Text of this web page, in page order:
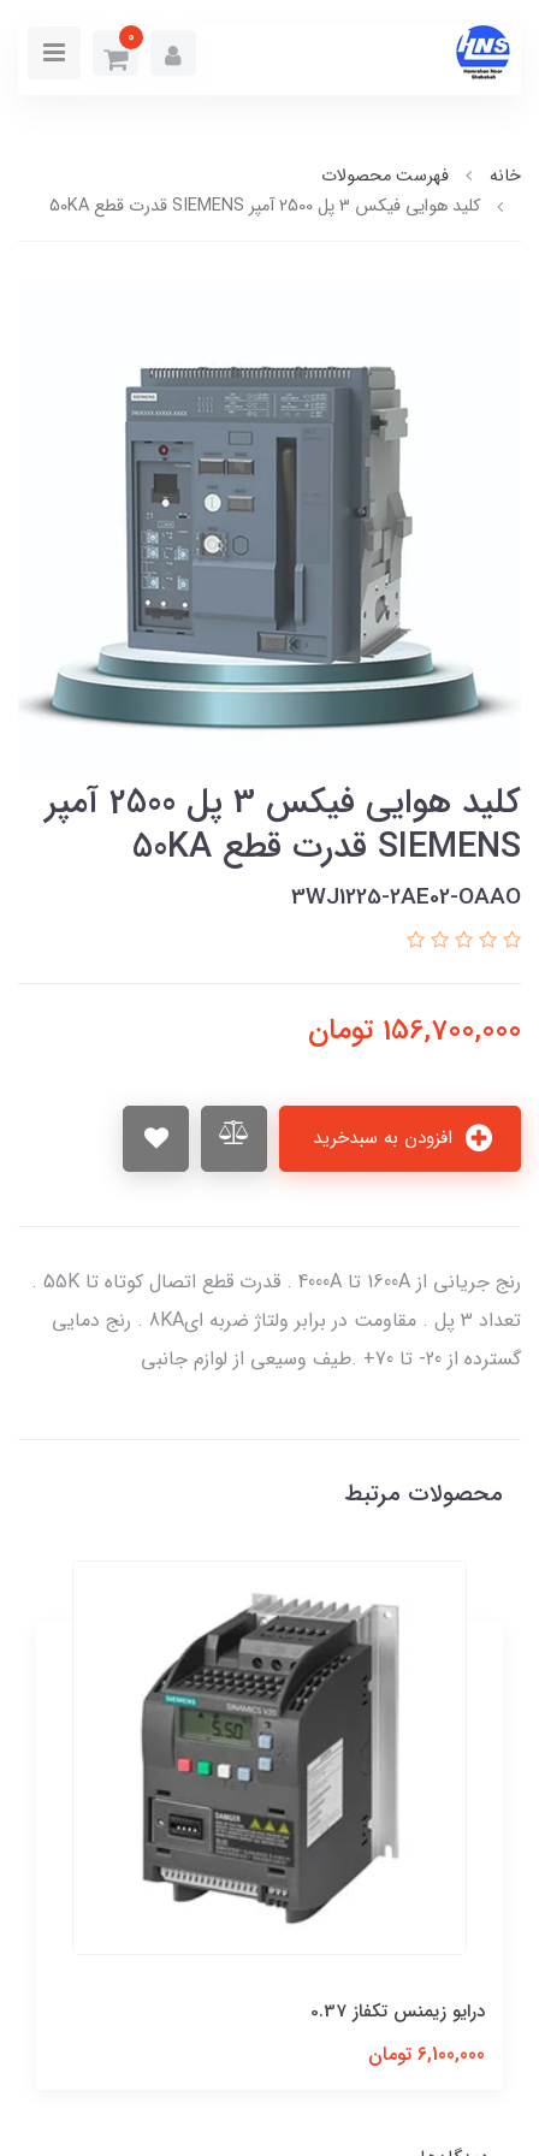
0
خانه
فهرست محصولات
کلید هوایی فیکس 3 پل 2500 آمپر SIEMENS قدرت قطع 50KA
کلید هوایی فیکس 3 پل 2500 آمپر
SIEMENS قدرت قطع 50KA
3WJ1225-2AE02-OAAO
156,700,000 تومان
رنج جریانی از 1600A تا 4000A . قدرت قطع اتصال کوتاه تا 55K .
تعداد 3 پل . مقاومت در برابر ولتاژ ضربه ای8KA . رنج دمایی
گسترده از 20- تا 70+ .طیف وسیعی از لوازم جانبی
محصولات مرتبط
درایو زیمنس تکفاز 0.37
6,100,000 تومان